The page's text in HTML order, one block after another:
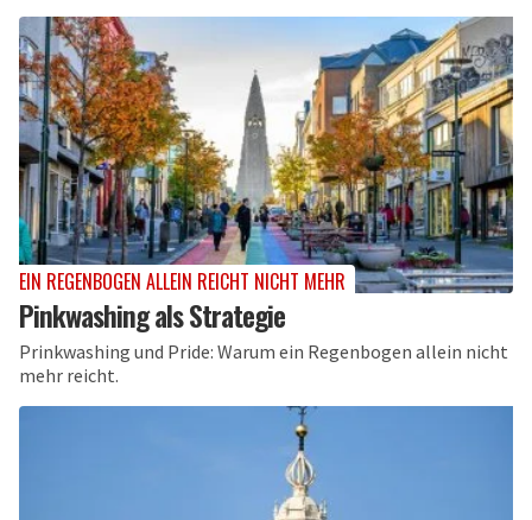
EIN REGENBOGEN ALLEIN REICHT NICHT MEHR
Pinkwashing als Strategie
Prinkwashing und Pride: Warum ein Regenbogen allein nicht
mehr reicht.